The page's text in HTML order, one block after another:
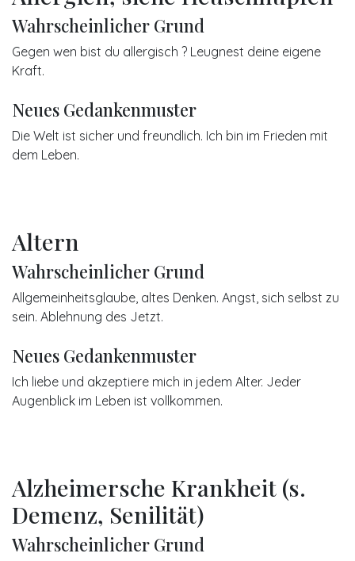
Wahrscheinlicher Grund
Gegen wen bist du allergisch ? Leugnest deine eigene
Kraft.
Neues Gedankenmuster
Die Welt ist sicher und freundlich. Ich bin im Frieden mit
dem Leben.
Altern
Wahrscheinlicher Grund
Allgemeinheitsglaube, altes Denken. Angst, sich selbst zu
sein. Ablehnung des Jetzt.
Neues Gedankenmuster
Ich liebe und akzeptiere mich in jedem Alter. Jeder
Augenblick im Leben ist vollkommen.
Alzheimersche Krankheit (s.
Demenz, Senilität)
Wahrscheinlicher Grund